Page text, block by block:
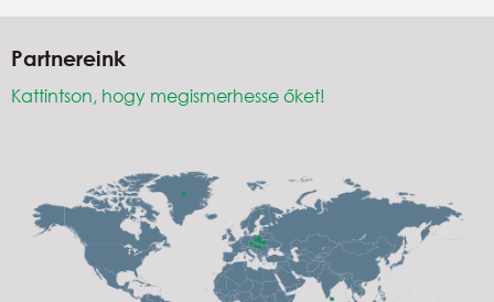
Partnereink
Kattintson, hogy megismerhesse őket!